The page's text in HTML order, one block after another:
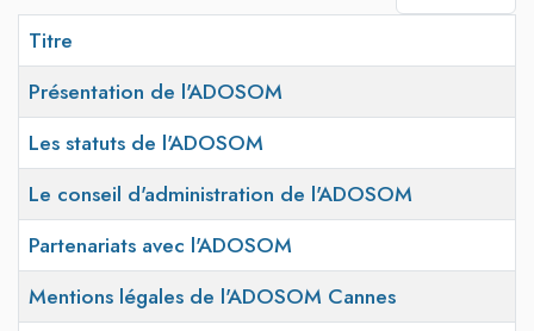
Titre
Présentation de l'ADOSOM
Les statuts de l'ADOSOM
Le conseil d'administration de l'ADOSOM
Partenariats avec l'ADOSOM
Mentions légales de l'ADOSOM Cannes